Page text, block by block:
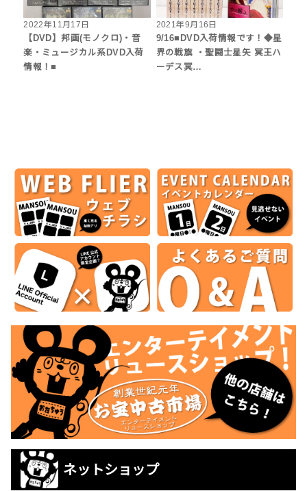
2022年11月17日
【DVD】邦画(モノクロ)・音
楽・ミュージカル系DVD入荷
情報！■
2021年9月16日
9/16■DVD入荷情報です！◆星
界の戦旗 ・聖闘士星矢 冥王ハ
ーデス冥…
ネットショップ